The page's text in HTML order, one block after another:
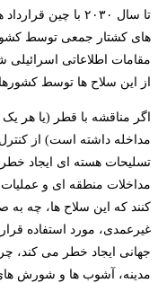
تا سال ۲۰۳۰ با
های کشتار جمعی توسط
مقامات اطلاعاتی اسرائیلی
از این سلاح ها توسط
اگر مناقشه با قطر (یا هر
مداخله داشته است) از
تسلیحات هسته ای ایجاد
مداخلات منطقه ای و
کنند که این سلاح ها، چه
غیرعمدی، مورد استفاده
جهانی ایجاد خطر می
مدینه، آشوب ها و شورش